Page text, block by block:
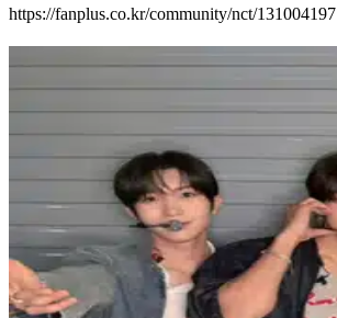
https://fanplus.co.kr/community/nct/131004197